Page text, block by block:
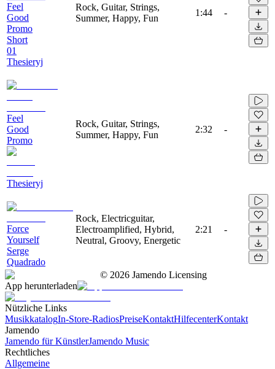
Feel
Good
Promo
Short
01
Thesieryj
Rock, Guitar, Strings,
Summer, Happy, Fun
1:44 -
Feel
Good
Promo
Thesieryj
Rock, Guitar, Strings,
Summer, Happy, Fun
2:32 -
Force
Yourself
Serge
Quadrado
Rock, Electricguitar,
Electroamplified, Hybrid,
Neutral, Groovy, Energetic
2:21 -
© 2026 Jamendo Licensing
App herunterladen
Nützliche Links
MusikkatalogIn-Store-RadiosPreiseKontaktHilfecenterKontakt
Jamendo
Jamendo für KünstlerJamendo Music
Rechtliches
Allgemeine